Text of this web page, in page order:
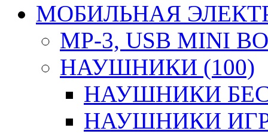
МОБИЛЬНАЯ
MP-3, USB MINI
НАУШНИКИ (100)
НАУШНИКИ
НАУШНИКИ